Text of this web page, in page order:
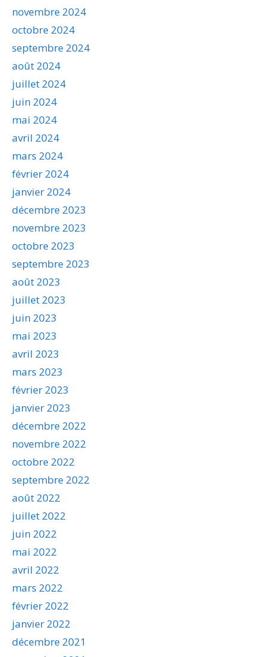
novembre 2024
octobre 2024
septembre 2024
août 2024
juillet 2024
juin 2024
mai 2024
avril 2024
mars 2024
février 2024
janvier 2024
décembre 2023
novembre 2023
octobre 2023
septembre 2023
août 2023
juillet 2023
juin 2023
mai 2023
avril 2023
mars 2023
février 2023
janvier 2023
décembre 2022
novembre 2022
octobre 2022
septembre 2022
août 2022
juillet 2022
juin 2022
mai 2022
avril 2022
mars 2022
février 2022
janvier 2022
décembre 2021